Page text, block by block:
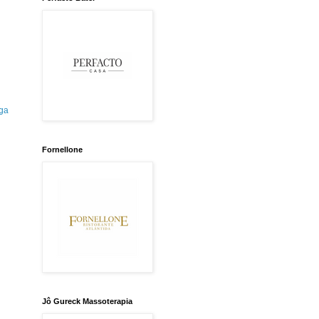
Fornellone
Jô Gureck Massoterapia